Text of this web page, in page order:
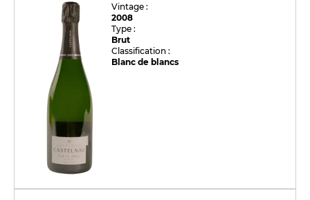
Vintage :
2008
Type :
Brut
Classification :
Blanc de blancs